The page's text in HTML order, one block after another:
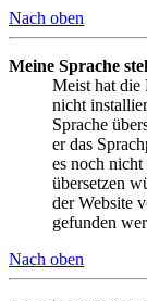
Nach oben
Meine Sprache
Meist hat die
nicht
Sprache
er das
es noch
übersetzen
der Website
gefunden
Nach oben